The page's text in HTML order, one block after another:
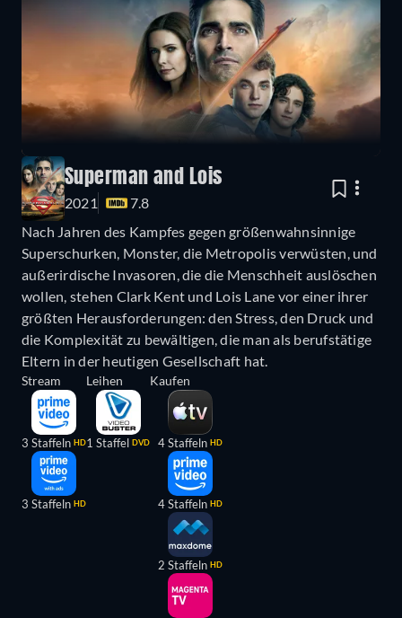
Superman and Lois
2021
7.8
Nach Jahren des Kampfes gegen größenwahnsinnige
Superschurken, Monster, die Metropolis verwüsten, und
außerirdische Invasoren, die die Menschheit auslöschen
wollen, stehen Clark Kent und Lois Lane vor einer ihrer
größten Herausforderungen: den Stress, den Druck und
die Komplexität zu bewältigen, die man als berufstätige
Eltern in der heutigen Gesellschaft hat.
Stream
3 Staffeln HD
3 Staffeln HD
Leihen
1 Staffel DVD
Kaufen
4 Staffeln HD
4 Staffeln HD
2 Staffeln HD